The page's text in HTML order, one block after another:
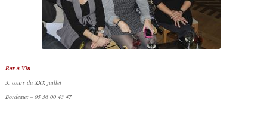
Bar à Vin
3, cours du XXX juillet
Bordeaux – 05 56 00 43 47